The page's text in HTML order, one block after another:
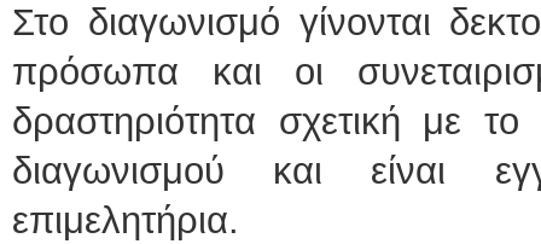
Στο διαγωνισμό γίνονται
πρόσωπα και οι
δραστηριότητα σχετική με το
διαγωνισμού και είναι
επιμελητήρια.